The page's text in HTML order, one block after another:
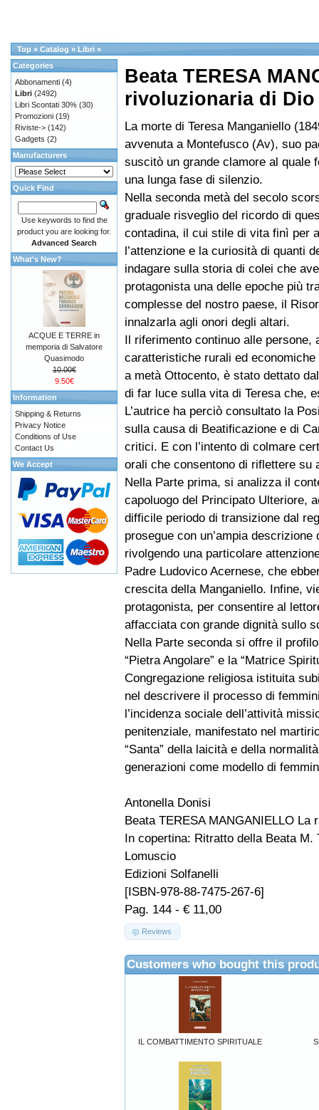
Top » Catalog » Libri »
Beata TERESA
rivoluzionaria di Dio
La morte di Teresa Manganiello
avvenuta a Montefusco (Av), suo
suscitò un grande clamore al quale
una lunga fase di silenzio.
Nella seconda metà del secolo
graduale risveglio del ricordo di
contadina, il cui stile di vita finì per
l’attenzione e la curiosità di quanti
indagare sulla storia di colei che
protagonista una delle epoche più
complesse del nostro paese, il
innalzarla agli onori degli altari.
Il riferimento continuo alle persone,
caratteristiche rurali ed
a metà Ottocento, è stato dettato
di far luce sulla vita di Teresa che,
L’autrice ha perciò consultato la
sulla causa di Beatificazione e di
critici. E con l’intento di colmare
orali che consentono di riflettere su
Nella Parte prima, si analizza il
capoluogo del Principato Ulteriore,
difficile periodo di transizione dal
prosegue con un’ampia
rivolgendo una particolare
Padre Ludovico Acernese, che
crescita della Manganiello. Infine,
protagonista, per consentire al
affacciata con grande dignità sullo
Nella Parte seconda si offre il
“Pietra Angolare” e la “Matrice
Congregazione religiosa istituita
nel descrivere il processo di
l’incidenza sociale dell’attività
penitenziale, manifestato nel
“Santa” della laicità e della
generazioni come modello di
Antonella Donisi
Beata TERESA MANGANIELLO La
In copertina: Ritratto della Beata M.
Lomuscio
Edizioni Solfanelli
[ISBN-978-88-7475-267-6]
Pag. 144 - € 11,00
Reviews
Customers who bought this
IL COMBATTIMENTO SPIRITUALE
Categories
Abbonamenti (4)
Libri (2492)
Libri Scontati 30% (30)
Promozioni (19)
Riviste-> (142)
Gadgets (2)
Manufacturers
Quick Find
Use keywords to find the
product you are looking for.
Advanced Search
What's New?
ACQUE E TERRE in
memporia di Salvatore
Quasimodo
10.00€
9.50€
Information
Shipping & Returns
Privacy Notice
Conditions of Use
Contact Us
We Accept